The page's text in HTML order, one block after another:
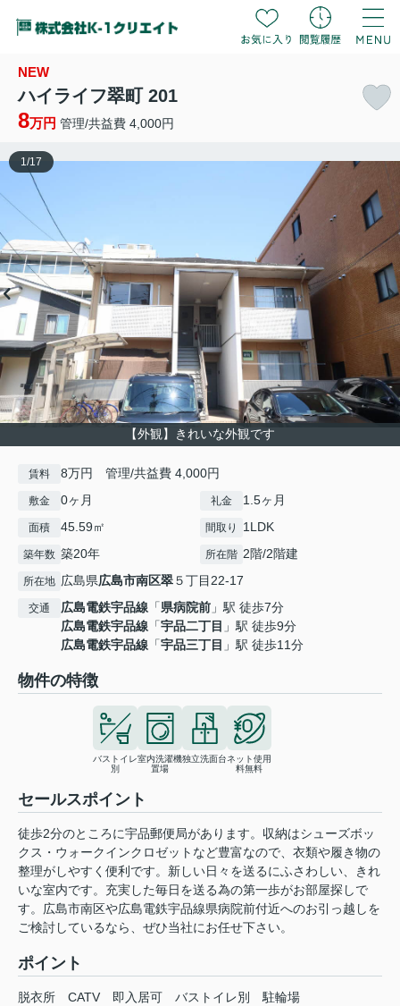
NEW
ハイライフ翠町 201
8万円 管理/共益費 4,000円
【外観】きれいな外観です
1 /17
賃料 8万円 管理/共益費 4,000円
敷金 0ヶ月 礼金 1.5ヶ月
面積 45.59㎡ 間取り 1LDK
築年数 築20年 所在階 2階/2階建
所在地 広島県広島市南区翠５丁目22-17
交通 広島電鉄宇品線 「県病院前 」駅 徒歩7分
広島電鉄宇品線 「宇品二丁目 」駅 徒歩9分
広島電鉄宇品線 「宇品三丁目 」駅 徒歩11分
物件の特徴
バストイレ
別
室内洗濯機
置場
独立洗面台ネット使用
料無料
セールスポイント
徒歩2分のところに宇品郵便局があります。収納はシューズボッ
クス・ウォークインクロゼットなど豊富なので、衣類や履き物の
整理がしやすく便利です。新しい日々を送るにふさわしい、きれ
いな室内です。充実した毎日を送る為の第一歩がお部屋探しで
す。広島市南区や広島電鉄宇品線県病院前付近へのお引っ越しを
ご検討しているなら、ぜひ当社にお任せ下さい。
ポイント
脱衣所 CATV 即入居可 バストイレ別 駐輪場